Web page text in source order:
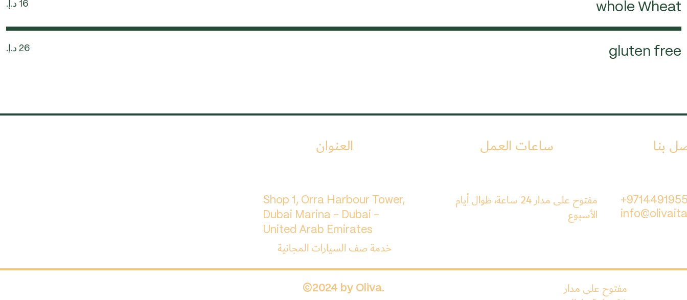
whole Wheat
gluten free
العنوان
Shop 1, Orra Harbour Tower,
Dubai Marina - Dubai -
United Arab Emirates
ساعات العمل بنا
مفتوح على مدار 24 ساعة، طوال أيام
الأسبوع
©2024 by Oliva.
خدمة صف السيارات المجانية
مفتوح على مدار